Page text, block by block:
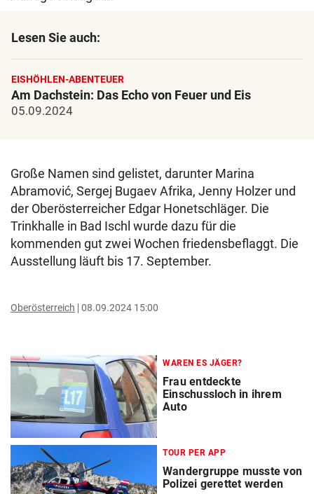
Lesen Sie auch:
EISHÖHLEN-ABENTEUER
Am Dachstein: Das Echo von Feuer und Eis
05.09.2024
Große Namen sind gelistet, darunter Marina
Abramović, Sergej Bugaev Afrika, Jenny Holzer und
der Oberösterreicher Edgar Honetschläger. Die
Trinkhalle in Bad Ischl wurde dazu für die
kommenden gut zwei Wochen friedensbeflaggt. Die
Ausstellung läuft bis 17. September.
Oberösterreich 08.09.2024 15:00
WAREN ES JÄGER?
Frau entdeckte
Einschussloch in ihrem
Auto
TOUR PER APP
Wandergruppe musste von
Polizei gerettet werden